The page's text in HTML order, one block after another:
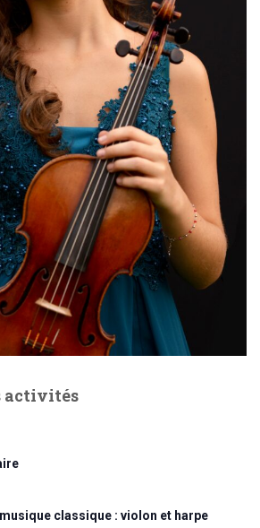
activités
classique : violon et harpe